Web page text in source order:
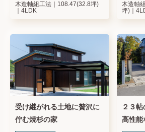
木造軸組工法
108.47(32.8坪)
4LDK
木造軸
坪)
受け継がれる土地に贅沢に
佇む焼杉の家
２３
高性能